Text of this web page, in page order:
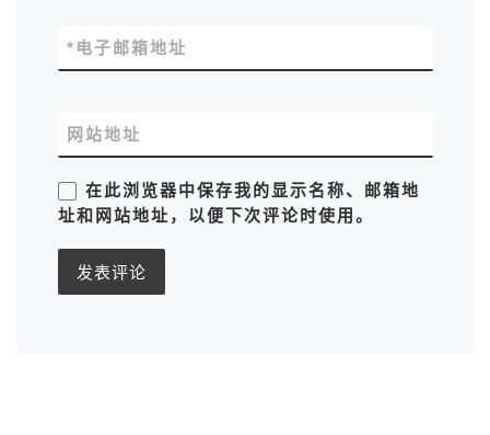
电子邮箱地址
*
网站地址
在此浏览器中保存我的显示名称、邮箱地
址和网站地址，以便下次评论时使用。